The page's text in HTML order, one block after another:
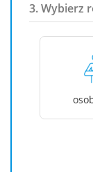
3. Wybierz